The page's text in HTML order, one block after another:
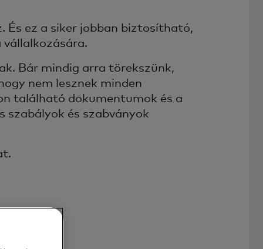
És ez a siker jobban biztosítható,
Bár mindig arra törekszünk,
nem lesznek minden
található dokumentumok és a
és szabványok